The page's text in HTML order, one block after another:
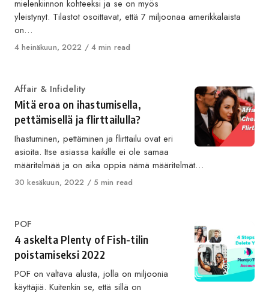
mielenkiinnon kohteeksi ja se on myös
yleistynyt. Tilastot osoittavat, että 7 miljoonaa amerikkalaista
on…
Published
4 heinäkuun, 2022 4 min read
Category
Affair & Infidelity
Mitä eroa on ihastumisella,
pettämisellä ja flirttailulla?
Ihastuminen, pettäminen ja flirttailu ovat eri
asioita. Itse asiassa kaikille ei ole samaa
määritelmää ja on aika oppia nämä määritelmät…
Published
30 kesäkuun, 2022 5 min read
Category
POF
4 askelta Plenty of Fish-tilin
poistamiseksi 2022
POF on valtava alusta, jolla on miljoonia
käyttäjiä. Kuitenkin se, että sillä on